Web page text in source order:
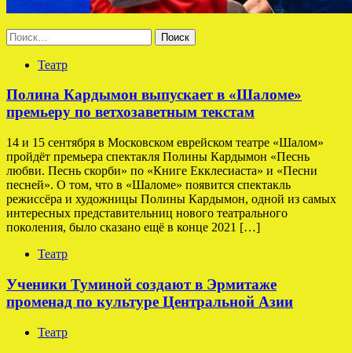
Найти:
Театр
Полина Кардымон выпускает в «Шаломе»
премьеру по ветхозаветным текстам
14 и 15 сентября в Московском еврейском театре «Шалом»
пройдёт премьера спектакля Полины Кардымон «Песнь
любви. Песнь скорби» по «Книге Екклесиаста» и «Песни
песней». О том, что в «Шаломе» появится спектакль
режиссёра и художницы Полины Кардымон, одной из самых
интересных представительниц нового театрального
поколения, было сказано ещё в конце 2021 […]
Театр
Ученики Туминой создают в Эрмитаже
променад по культуре Центральной Азии
Театр